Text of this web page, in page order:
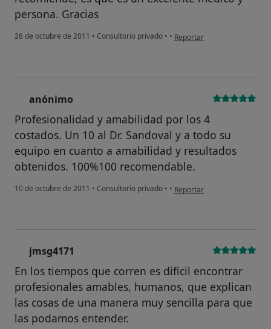
persona. Gracias
26 de octubre de 2011 • Consultorio privado • • en opinión del usuario
Reportar
anónimo
Profesionalidad y amabilidad por los 4
costados. Un 10 al Dr. Sandoval y a todo su
equipo en cuanto a amabilidad y resultados
obtenidos. 100%100 recomendable.
10 de octubre de 2011 • Consultorio privado • • en opinión del usuario
Reportar
jmsg4171
En los tiempos que corren es difícil encontrar
profesionales amables, humanos, que explican
las cosas de una manera muy sencilla para que
las podamos entender.